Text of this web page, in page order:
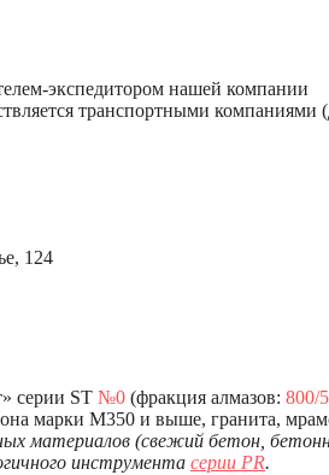
экспедитором нашей компании
транспортными
124
серии ST №0 (фракция алмазов: 800/
марки М350 и выше, гранита,
материалов (свежий бетон,
инструмента серии PR.